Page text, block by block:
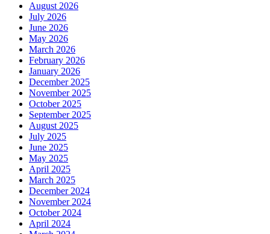
August 2026
July 2026
June 2026
May 2026
March 2026
February 2026
January 2026
December 2025
November 2025
October 2025
September 2025
August 2025
July 2025
June 2025
May 2025
April 2025
March 2025
December 2024
November 2024
October 2024
April 2024